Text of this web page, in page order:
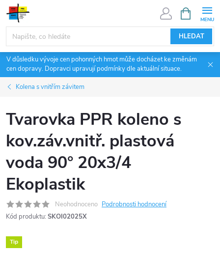
Přejít
obsah
HLEDAT
NÁKUPNÍ
KOŠÍK
V důsledku vývoje cen pohonných hmot může docházet ke změnám
cen dopravy. Dopravci upravují podmínky dle aktuální situace.
Kolena s vnitřím závitem
Tvarovka PPR koleno s
kov.záv.vnitř. plastová
voda 90° 20x3/4
Ekoplastik
Neohodnoceno Podrobnosti hodnocení
Kód produktu: SKOI02025X
Tip